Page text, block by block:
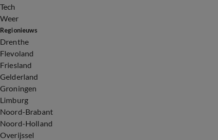
Tech
Weer
Regionieuws
Drenthe
Flevoland
Friesland
Gelderland
Groningen
Limburg
Noord-Brabant
Noord-Holland
Overijssel